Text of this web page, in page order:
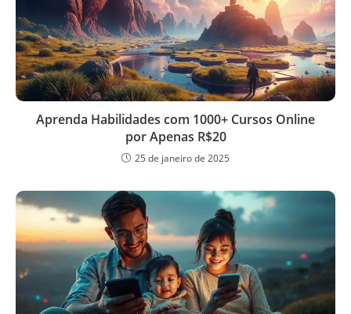
Aprenda Habilidades com 1000+ Cursos Online
por Apenas R$20
25 de janeiro de 2025